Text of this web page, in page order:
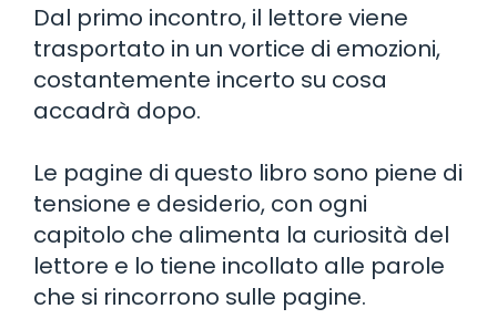
Dal primo incontro, il lettore viene
trasportato in un vortice di emozioni,
costantemente incerto su cosa
accadrà dopo.
Le pagine di questo libro sono piene di
tensione e desiderio, con ogni
capitolo che alimenta la curiosità del
lettore e lo tiene incollato alle parole
che si rincorrono sulle pagine.